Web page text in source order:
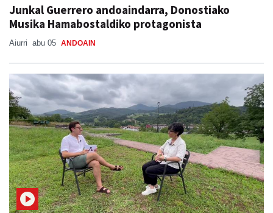
Junkal Guerrero andoaindarra, Donostiako
Musika Hamabostaldiko protagonista
Aiurri abu 05 ANDOAIN